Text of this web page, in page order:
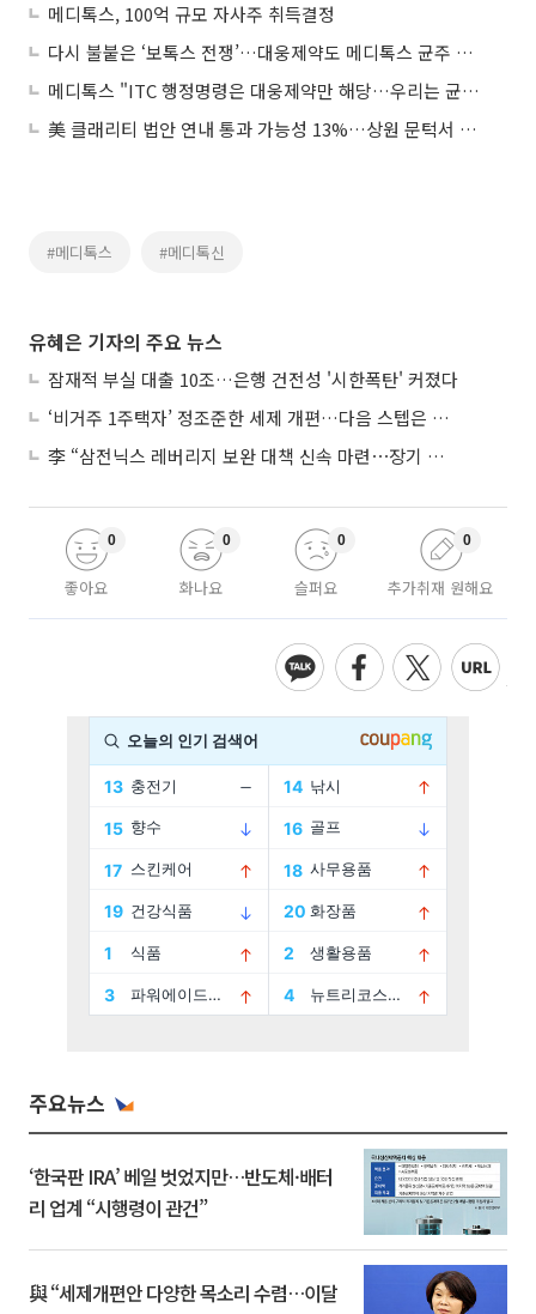
메디톡스, 100억 규모 자사주 취득결정
다시 불붙은 ‘보톡스 전쟁’…대웅제약도 메디톡스 균주 제공 요구 '맞불'
메디톡스 "ITC 행정명령은 대웅제약만 해당…우리는 균주 제공 의무 없어"
美 클래리티 법안 연내 통과 가능성 13%…상원 문턱서 제동
#메디톡스 #메디톡신
유혜은 기자의 주요 뉴스
잠재적 부실 대출 10조…은행 건전성 '시한폭탄' 커졌다
‘비거주 1주택자’ 정조준한 세제 개편…다음 스텝은 금융 대책
李 “삼전닉스 레버리지 보완 대책 신속 마련⋯장기 채무 과감히 탕감”
좋아요
0
화나요
0
슬퍼요
0
추가취재 원해요
0
주요뉴스
‘한국판 IRA’ 베일 벗었지만…반도체·배터
리 업계 “시행령이 관건”
與 “세제개편안 다양한 목소리 수렴…이달